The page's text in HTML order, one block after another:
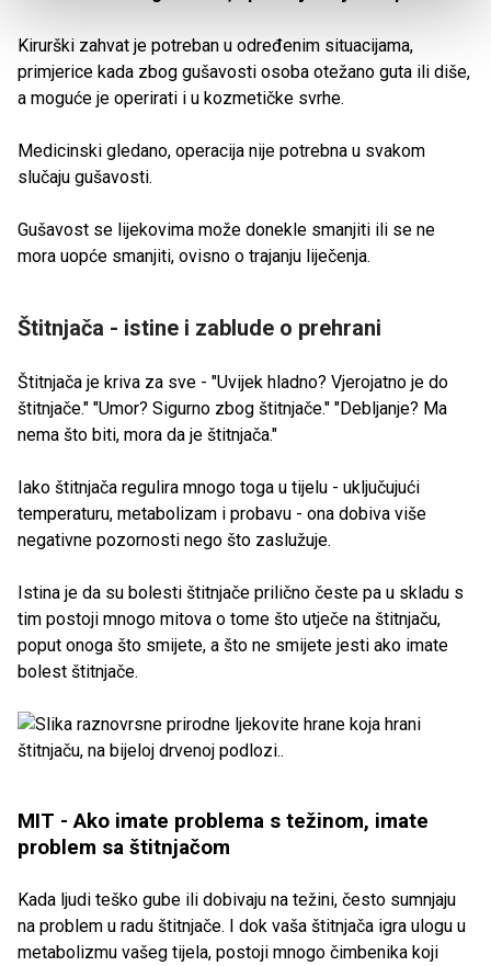
Kirurški zahvat je potreban u određenim situacijama,
primjerice kada zbog gušavosti osoba otežano guta ili diše,
a moguće je operirati i u kozmetičke svrhe.
Medicinski gledano, operacija nije potrebna u svakom
slučaju gušavosti.
Gušavost se lijekovima može donekle smanjiti ili se ne
mora uopće smanjiti, ovisno o trajanju liječenja.
Štitnjača - istine i zablude o prehrani
Štitnjača je kriva za sve - "Uvijek hladno? Vjerojatno je do
štitnjače." "Umor? Sigurno zbog štitnjače." "Debljanje? Ma
nema što biti, mora da je štitnjača."
Iako štitnjača regulira mnogo toga u tijelu - uključujući
temperaturu, metabolizam i probavu - ona dobiva više
negativne pozornosti nego što zaslužuje.
Istina je da su bolesti štitnjače prilično česte pa u skladu s
tim postoji mnogo mitova o tome što utječe na štitnjaču,
poput onoga što smijete, a što ne smijete jesti ako imate
bolest štitnjače.
MIT - Ako imate problema s težinom, imate
problem sa štitnjačom
Kada ljudi teško gube ili dobivaju na težini, često sumnjaju
na problem u radu štitnjače. I dok vaša štitnjača igra ulogu u
metabolizmu vašeg tijela, postoji mnogo čimbenika koji